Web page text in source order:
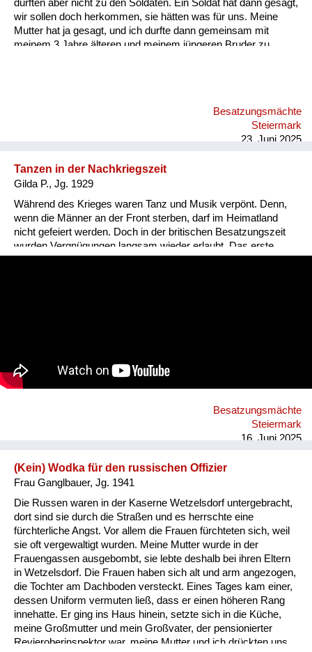
durften aber nicht zu den Soldaten. Ein Soldat hat dann gesagt,
wir sollen doch herkommen, sie hätten was für uns. Meine
Mutter hat ja gesagt, und ich durfte dann gemeinsam mit
meinem 3 Jahre älteren und meinem jüngeren Bruder zu
Besatzungsmächte
Steiermark
23. Juni 2025
Tanzen in der Nachkriegszeit
Gilda P., Jg. 1929
Während des Krieges waren Tanz und Musik verpönt. Denn,
wenn die Männer an der Front sterben, darf im Heimatland
nicht gefeiert werden. Doch in der britischen Besatzungszeit
wurden Vergnügungen langsam wieder erlaubt. Das erste
Besatzungsmächte
Steiermark
16. Juni 2025
(Kein) Wodka für den russischen Offizier
Frau Ganglbauer, Jg. 1941
Die Russen waren in der Kaserne Wetzelsdorf untergebracht,
dort sind sie durch die Straßen und es herrschte eine
fürchterliche Angst. Vor allem die Frauen fürchteten sich, weil
sie oft vergewaltigt wurden. Meine Mutter wurde in der
Frauengassen ausgebombt, sie lebte deshalb bei ihren Eltern
in Wetzelsdorf. Die Frauen haben sich alt und arm angezogen,
die Tochter am Dachboden versteckt. Eines Tages kam einer,
dessen Uniform vermuten ließ, dass er einen höheren Rang
innehatte. Er ging ins Haus hinein, setzte sich in die Küche,
meine Großmutter und mein Großvater, der pensionierter
Revieroberinspektor war, meine Mutter und ich drückten uns